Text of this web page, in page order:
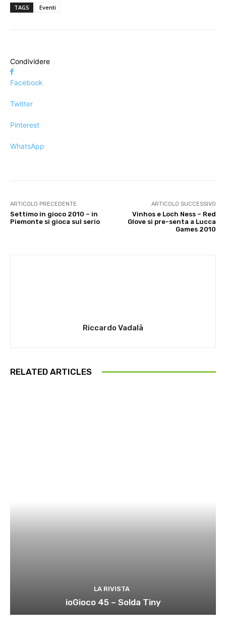
TAGS Eventi
Condividere
Facebook
Twitter
Pinterest
WhatsApp
ARTICOLO PRECEDENTE
Settimo in gioco 2010 – in
Piemonte si gioca sul serio
ARTICOLO SUCCESSIVO
Vinhos e Loch Ness – Red
Glove si pre-senta a Lucca
Games 2010
Riccardo Vadalà
RELATED ARTICLES
LA RIVISTA
ioGioco 45 – Solda Tiny